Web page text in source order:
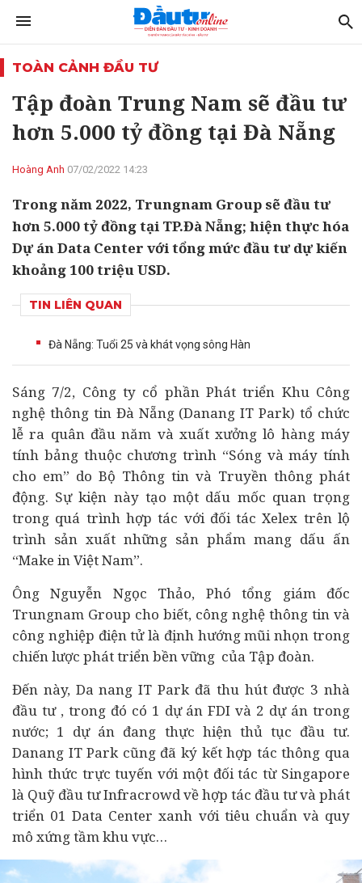
TOÀN CẢNH ĐẦU TƯ
Tập đoàn Trung Nam sẽ đầu tư
hơn 5.000 tỷ đồng tại Đà Nẵng
Hoàng Anh 07/02/2022 14:23
Trong năm 2022, Trungnam Group sẽ đầu tư
hơn 5.000 tỷ đồng tại TP.Đà Nẵng; hiện thực hóa
Dự án Data Center với tổng mức đầu tư dự kiến
khoảng 100 triệu USD.
TIN LIÊN QUAN
Đà Nẵng: Tuổi 25 và khát vọng sông Hàn
Sáng 7/2, Công ty cổ phần Phát triển Khu Công
nghệ thông tin Đà Nẵng (Danang IT Park) tổ chức
lễ ra quân đầu năm và xuất xưởng lô hàng máy
tính bảng thuộc chương trình “Sóng và máy tính
cho em” do Bộ Thông tin và Truyền thông phát
động. Sự kiện này tạo một dấu mốc quan trọng
trong quá trình hợp tác với đối tác Xelex trên lộ
trình sản xuất những sản phẩm mang dấu ấn
“Make in Việt Nam”.
Ông Nguyễn Ngọc Thảo, Phó tổng giám đốc
Trungnam Group cho biết, công nghệ thông tin và
công nghiệp điện tử là định hướng mũi nhọn trong
chiến lược phát triển bền vững của Tập đoàn.
Đến này, Da nang IT Park đã thu hút được 3 nhà
đầu tư, trong đó có 1 dự án FDI và 2 dự án trong
nước; 1 dự án đang thực hiện thủ tục đầu tư.
Danang IT Park cũng đã ký kết hợp tác thông qua
hình thức trực tuyến với một đối tác từ Singapore
là Quỹ đầu tư Infracrowd về hợp tác đầu tư và phát
triển 01 Data Center xanh với tiêu chuẩn và quy
mô xứng tầm khu vực…